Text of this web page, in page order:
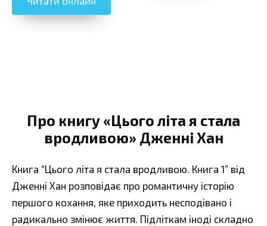
Про книгу «Цього літа я стала
вродливою» Дженні Хан
Книга “Цього літа я стала вродливою. Книга 1” від
Дженні Хан розповідає про романтичну історію
першого кохання, яке приходить несподівано і
радикально змінює життя. Підліткам іноді складно